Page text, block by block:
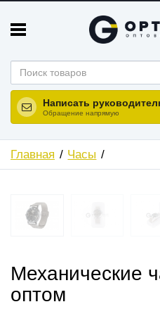
Написать
Обращение напрямую
Главная Часы
Механические
оптом